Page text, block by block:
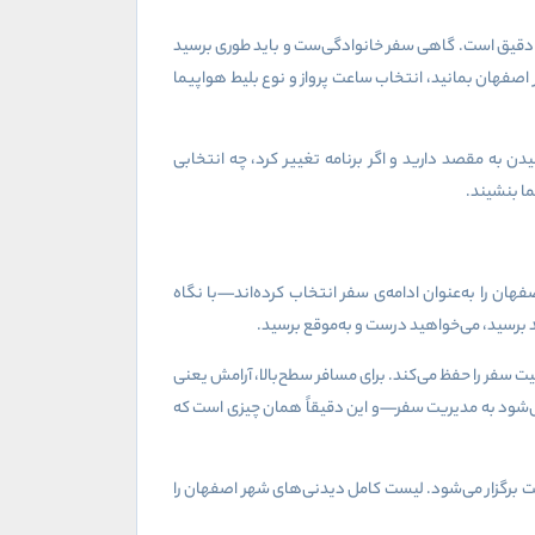
است. گاهی سفر خانوادگی‌ست و باید طوری برسید
بمانید، انتخاب ساعت پرواز و نوع بلیط هواپیما
به مقصد دارید و اگر برنامه تغییر کرد، چه انتخابی
بنشیند.
را به‌عنوان ادامه‌ی سفر انتخاب کرده‌اند—با نگاه
برسید، می‌خواهید درست و به‌موقع برسید.
سفر را حفظ می‌کند. برای مسافر سطح‌بالا، آرامش یعنی
به مدیریت سفر—و این دقیقاً همان چیزی است که
برگزار می‌شود. لیست کامل دیدنی‌های شهر اصفهان را